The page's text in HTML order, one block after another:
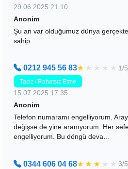
29.06.2025 21:10
Anonim
Şu an var olduğumuz dünya
sahip.
0212 945 56 83★ ★ ★ ★ ★ 1/5
Taciz / Rahatsız Etme
15.07.2025 17:35
Anonim
Telefon numaramı engelliyorum.
değişse de yine aranıyorum. Her
engelliyorum. Bu döngü deva…
0344 606 04 68★ ★ ★ ★ ★ 3/5